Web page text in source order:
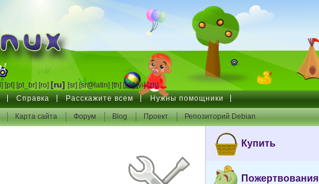
[pt] [pt_br] [ro] [ru] [sr] [sr@latin] [th] [uk] [vi] [zh]
Справка Расскажите всем Нужны помощники
Карта сайта Форум Blog Проект Репозиторий Debian
Купить
Пожертвования